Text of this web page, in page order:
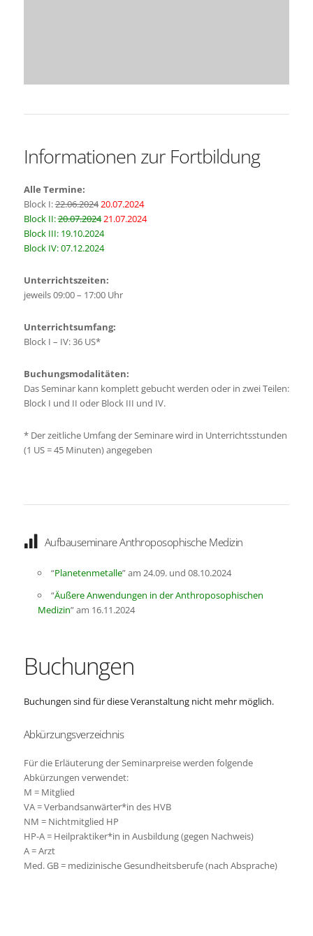
Informationen zur Fortbildung
Alle Termine:
Block I:22.06.202420.07.2024
Block II:20.07.202421.07.2024
Block III: 19.10.2024
Block IV: 07.12.2024
Unterrichtszeiten:
jeweils 09:00 – 17:00 Uhr
Unterrichtsumfang:
Block I – IV: 36 US*
Buchungsmodalitäten:
Das Seminar kann komplett gebucht werden oder in zwei Teilen:
Block I und II oder Block III und IV.
* Der zeitliche Umfang der Seminare wird in Unterrichtsstunden
(1 US = 45 Minuten) angegeben
Aufbauseminare Anthroposophische Medizin
“Planetenmetalle” am 24.09. und 08.10.2024
“Äußere Anwendungen in der Anthroposophischen
Medizin” am 16.11.2024
Buchungen
Buchungen sind für diese Veranstaltung nicht mehr möglich.
Abkürzungsverzeichnis
Für die Erläuterung der Seminarpreise werden folgende
Abkürzungen verwendet:
M = Mitglied
VA = Verbandsanwärter*in des HVB
NM = Nichtmitglied HP
HP-A = Heilpraktiker*in in Ausbildung (gegen Nachweis)
A = Arzt
Med. GB = medizinische Gesundheitsberufe (nach Absprache)